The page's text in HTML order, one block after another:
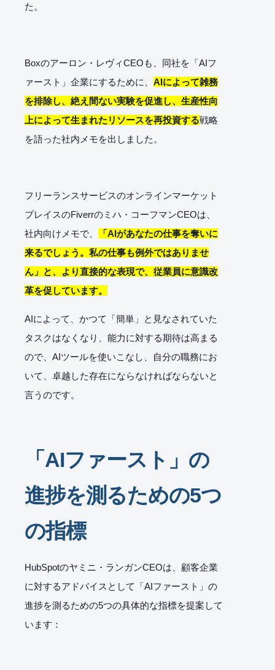
た。
Boxのアーロン・レヴィCEOも、同社を「AIフ
ァースト」企業にするために、 AIによって雑務
を排除し、絶え間ない実験を促進し、生産性向
上によって生まれたリソースを再投資する戦略
を語った社内メモを出しました。
フリーランスサービスのオンラインマーケット
プレイスのFiverrのミハ・コーフマンCEOは、
社内向けメモで、
「AIがあなたの仕事を奪いに
来るでしょう。私の仕事も例外ではありませ
ん」と、より直接的な表現で、従業員に意識改
革を促しています。
AIによって、かつて「簡単」と見なされていた
タスクはなくなり、能力に対する期待は高まる
ので、AIツールを使いこなし、自分の職務にお
いて、卓越した存在にならなければならないと
言うのです。
「AIファースト」の
進捗を測るための5つ
の指標
HubSpotのヤミニ・ランガンCEOは、顧客企業
に対するアドバイスとして「AIファースト」の
進捗を測るための5つの具体的な指標を提案して
います：